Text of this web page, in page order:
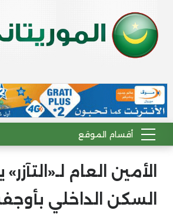
الأمين العام
السكن الداخلي